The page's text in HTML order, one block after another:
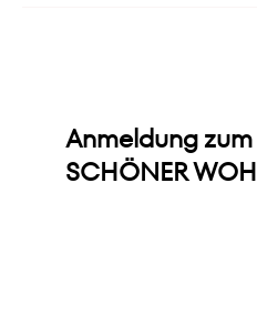
Anmeldung
SCHÖNER